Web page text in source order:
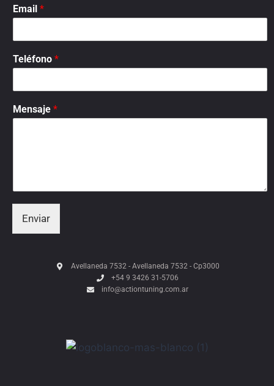
Email *
Teléfono *
Mensaje *
Enviar
Avellaneda 7532 - Avellaneda 7532 - Cp3000
+54 9 3426 31-5706
info@actiontuning.com.ar